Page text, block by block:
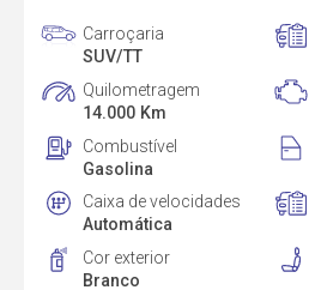
Carroçaria
SUV/TT
Quilometragem
14.000 Km
Combustível
Gasolina
Caixa de velocidades
Automática
Cor exterior
Branco